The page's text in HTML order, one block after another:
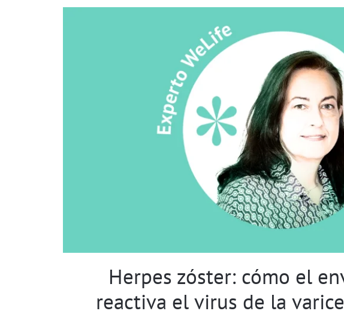
Herpes zóster: cómo el
reactiva el virus de la